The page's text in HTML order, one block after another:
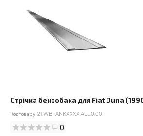
Стрічка бензобака для Fiat Duna
Код товару: 21.WBTANKXXXX.ALL.0.00
0